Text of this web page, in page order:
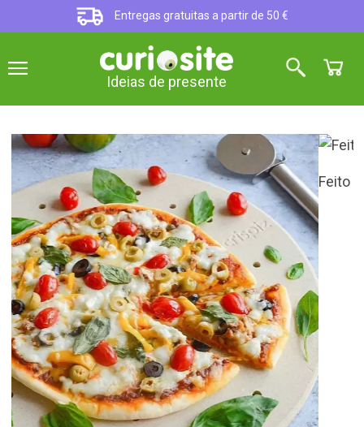
Entregas gratuitas a partir de 50 €
Ideias de presente
Feito de cordierite
Ver vídeos de produtos
Pedra de cozedura para pizzas
em forno a lenha
5sobre 5 (1 opinião
O segredo está na massa? O segredo está nesta